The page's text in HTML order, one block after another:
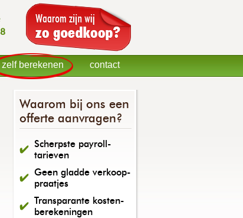
Waarom bij ons een
offerte aanvragen?
Scherpste payroll-
tarieven
Geen gladde verkoop-
praatjes
Transparante kosten-
berekeningen
zelf berekenen contact